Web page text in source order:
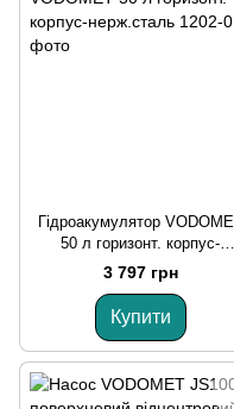
Гідроакумулятор
50 л горизонт. корпус-
нерж.сталь
3 797 грн
Купити